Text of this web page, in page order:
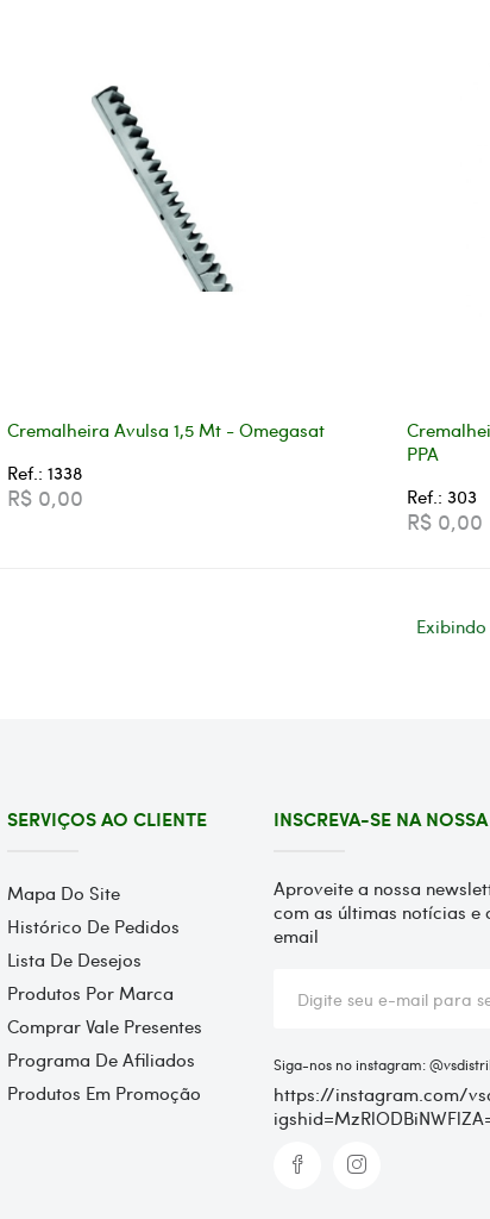
Cremalheira Avulsa 1,5 Mt - Omegasat
Ref.: 1338
R$ 0,00
PPA
Ref.: 303
R$ 0,00
SERVIÇOS AO CLIENTE
Mapa Do Site
Histórico De Pedidos
Lista De Desejos
Produtos Por Marca
Comprar Vale Presentes
Programa De Afiliados
Produtos Em Promoção
INSCREVA-SE NA
Aproveite a nossa
com as últimas notícias e
email
Siga-nos no instagram:
https://instagram.com/